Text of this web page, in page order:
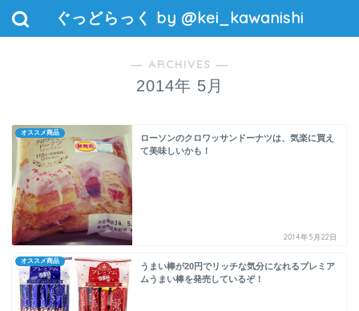
ぐっどらっく by @kei_kawanishi
― ARCHIVES ―
2014年 5月
オススメ商品
ローソンのクロワッサンドーナツは、気楽に買え
て美味しいかも！
2014年5月22日
オススメ商品
うまい棒が20円でリッチな気分になれるプレミア
ムうまい棒を発売しているぞ！